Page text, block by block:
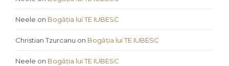
Neele on Bogăția lui TE IUBESC
Christian Tzurcanu on Bogăția lui TE IUBESC
Neele on Bogăția lui TE IUBESC